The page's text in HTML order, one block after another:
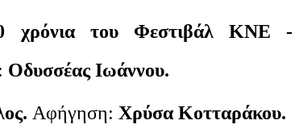
χρόνια του Φεστιβάλ ΚΝΕ -
Οδυσσέας Ιωάννου.
Αφήγηση: Χρύσα Κοτταράκου.